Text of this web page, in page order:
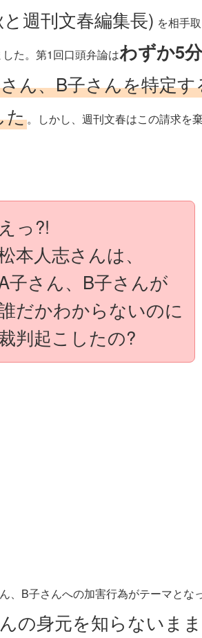
週刊文春編集長) を相手
た。第1回口頭弁論はわずか5
ん、B子さんを特定
た。しかし、週刊文春はこの請求を
えっ?!
本人志さんは、
子さん、B子さんが
だかわからないのに
判起こしたの?
、B子さんへの加害行為がテーマとな
の身元を知らないま